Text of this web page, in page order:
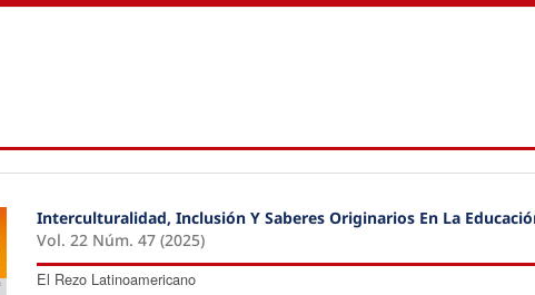
Interculturalidad, Inclusión Y Saberes Originarios En La
Vol. 22 Núm. 47 (2025)
El Rezo Latinoamericano